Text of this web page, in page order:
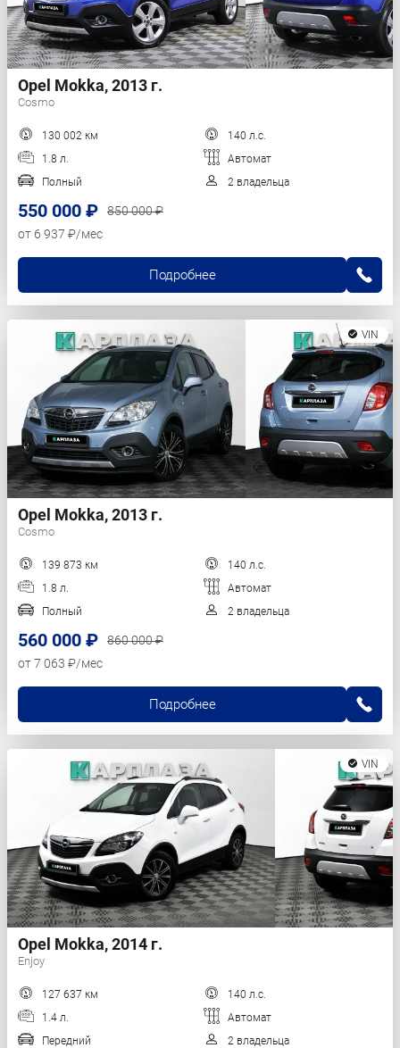
Opel Mokka, 2013 г.
Cosmo
130 002 км
140 л.с.
1.8 л.
Автомат
Полный
2 владельца
550 000 ₽
850 000 ₽
от 6 937 ₽/мес
Подробнее
VIN
Opel Mokka, 2013 г.
Cosmo
139 873 км
140 л.с.
1.8 л.
Автомат
Полный
2 владельца
560 000 ₽
860 000 ₽
от 7 063 ₽/мес
Подробнее
VIN
Opel Mokka, 2014 г.
Enjoy
127 637 км
140 л.с.
1.4 л.
Автомат
Передний
2 владельца